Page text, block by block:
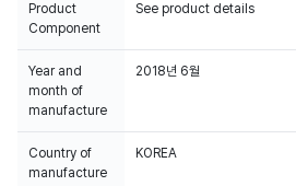
Product
Component
See product details
Year and
month of
manufacture
2018년 6월
Country of
manufacture
KOREA